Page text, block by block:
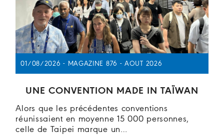
01/08/2026 - MAGAZINE 876 - AOUT 2026
UNE CONVENTION MADE IN TAÏWAN
Alors que les précédentes conventions
réunissaient en moyenne 15 000 personnes,
celle de Taipei marque un…